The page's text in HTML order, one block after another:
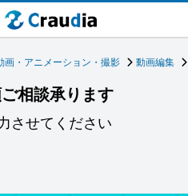
画・アニメーション・撮影 動画編集
相談承ります
させてください